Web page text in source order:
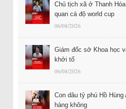
Chủ tịch xã ở Thanh
quan cá độ world cup
06/08/2026
Giám đốc sở Khoa học
khởi tố
06/08/2026
Con dâu tỷ phú Hồ
hàng không